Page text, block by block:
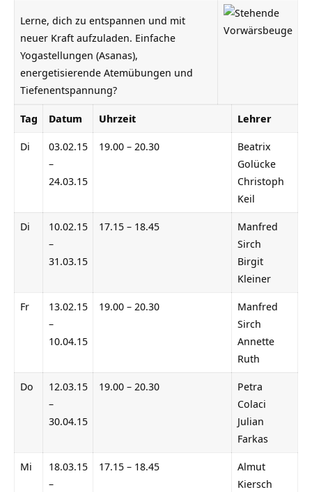
Lerne, dich zu entspannen und mit
neuer Kraft aufzuladen. Einfache
Yogastellungen (Asanas),
energetisierende Atemübungen und
Tiefenentspannung?
Tag Datum Uhrzeit
Lehrer
Di
03.02.15
–
24.03.15
19.00 – 20.30
Beatrix
Golücke
Christoph
Keil
Di
10.02.15
–
31.03.15
17.15 – 18.45
Manfred
Sirch
Birgit
Kleiner
Fr
13.02.15
–
10.04.15
19.00 – 20.30
Manfred
Sirch
Annette
Ruth
Do
12.03.15
–
30.04.15
19.00 – 20.30
Petra
Colaci
Julian
Farkas
Mi
18.03.15
–
17.15 – 18.45
Almut
Kiersch